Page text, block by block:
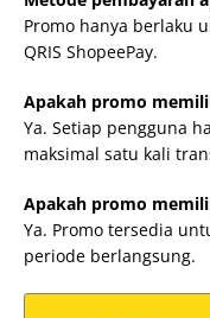
Promo hanya berlaku
QRIS ShopeePay.
Apakah promo
Ya. Setiap pengguna
maksimal satu kali
Apakah promo
Ya. Promo tersedia
periode berlangsung.